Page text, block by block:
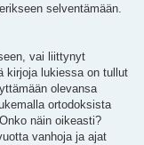
selventämään.
vai liittynyt
kirjoja lukiessa on tullut
olevansa
ortodoksista
näin oikeasti?
vanhoja ja ajat